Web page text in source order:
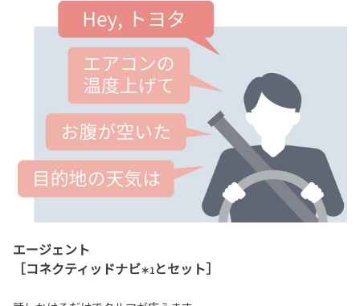
エージェント
［コネクティッドナビ＊1とセット］